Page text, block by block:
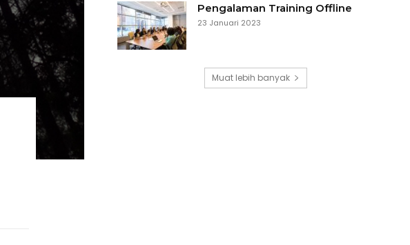
Pengalaman Training Offline
23 Januari 2023
Muat lebih banyak